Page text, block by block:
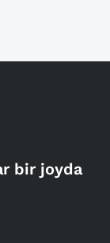
bir joyda